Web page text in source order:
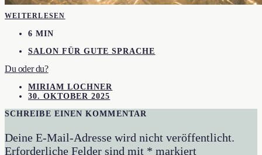
WEITERLESEN
6 MIN
SALON FÜR GUTE SPRACHE
Du oder du?
MIRIAM LOCHNER
30. OKTOBER 2025
SCHREIBE EINEN KOMMENTAR
Deine E-Mail-Adresse wird nicht veröffentlicht.
Erforderliche Felder sind mit * markiert